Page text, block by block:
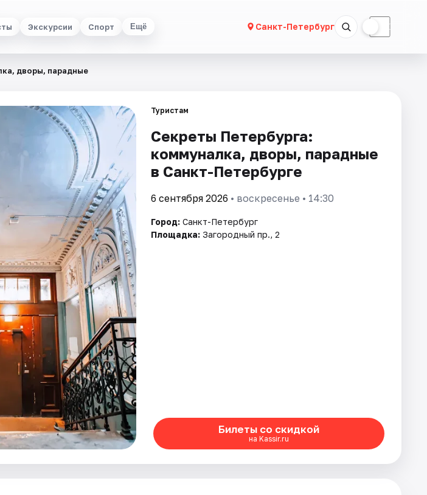
Экскурсии Спорт Ещё Санкт-Петербург ☾
дворы, парадные
Туристам
Секреты Петербурга:
коммуналка, дворы, парадные
в Санкт-Петербурге
6 сентября 2026 • воскресенье • 14:30
Город: Санкт-Петербург
Площадка: Загородный пр., 2
Билеты со скидкой
на Kassir.ru